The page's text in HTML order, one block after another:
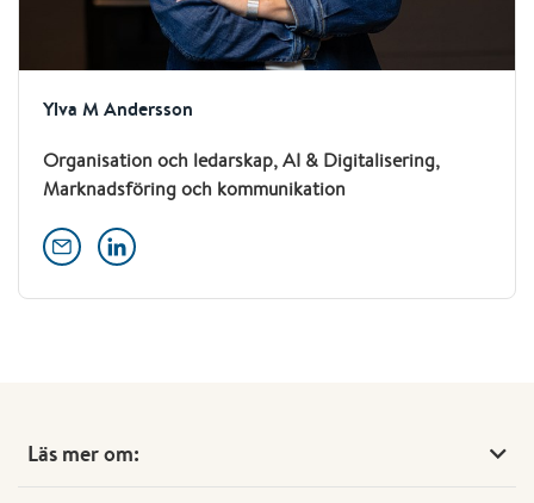
Ylva M Andersson
Organisation och ledarskap, AI & Digitalisering,
Marknadsföring och kommunikation
Läs mer om: